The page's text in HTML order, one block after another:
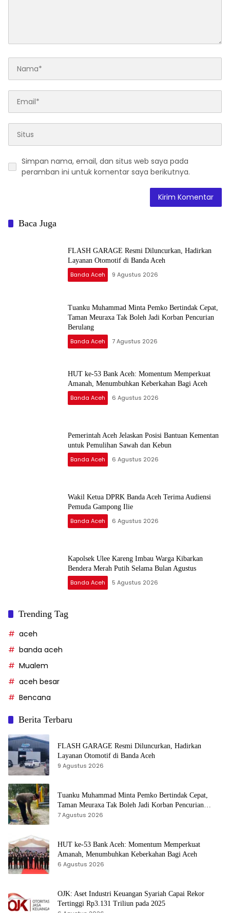
Simpan nama, email, dan situs web saya pada
peramban ini untuk komentar saya berikutnya.
Baca Juga
FLASH GARAGE Resmi Diluncurkan, Hadirkan
Layanan Otomotif di Banda Aceh
Banda Aceh 9 Agustus 2026
Tuanku Muhammad Minta Pemko Bertindak Cepat,
Taman Meuraxa Tak Boleh Jadi Korban Pencurian
Berulang
Banda Aceh 7 Agustus 2026
HUT ke-53 Bank Aceh: Momentum Memperkuat
Amanah, Menumbuhkan Keberkahan Bagi Aceh
Banda Aceh 6 Agustus 2026
Pemerintah Aceh Jelaskan Posisi Bantuan Kementan
untuk Pemulihan Sawah dan Kebun
Banda Aceh 6 Agustus 2026
Wakil Ketua DPRK Banda Aceh Terima Audiensi
Pemuda Gampong Ilie
Banda Aceh 6 Agustus 2026
Kapolsek Ulee Kareng Imbau Warga Kibarkan
Bendera Merah Putih Selama Bulan Agustus
Banda Aceh 5 Agustus 2026
Trending Tag
aceh
banda aceh
Mualem
aceh besar
Bencana
Berita Terbaru
FLASH GARAGE Resmi Diluncurkan, Hadirkan
Layanan Otomotif di Banda Aceh
9 Agustus 2026
Tuanku Muhammad Minta Pemko Bertindak Cepat,
Taman Meuraxa Tak Boleh Jadi Korban Pencurian
Berulang
7 Agustus 2026
HUT ke-53 Bank Aceh: Momentum Memperkuat
Amanah, Menumbuhkan Keberkahan Bagi Aceh
6 Agustus 2026
OJK: Aset Industri Keuangan Syariah Capai Rekor
Tertinggi Rp3.131 Triliun pada 2025